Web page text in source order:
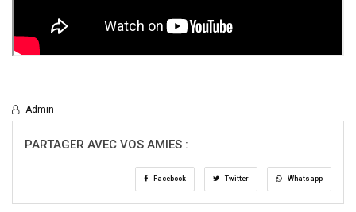
Admin
PARTAGER AVEC VOS AMIES :
Facebook Twitter Whatsapp